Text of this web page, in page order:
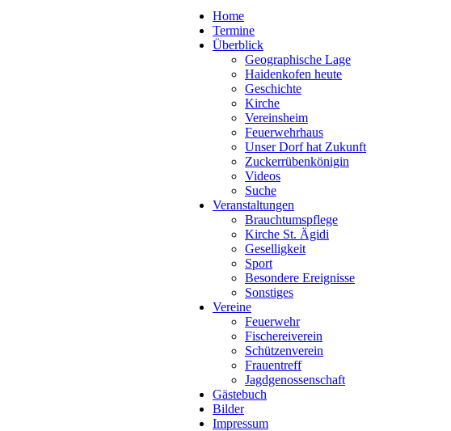
Home
Termine
Überblick
Geographische Lage
Haidenkofen heute
Geschichte
Kirche
Vereinsheim
Feuerwehrhaus
Unser Dorf hat Zukunft
Zuckerrübenkönigin
Videos
Suche
Veranstaltungen
Brauchtumspflege
Kirche St. Ägidi
Geselligkeit
Sport
Besondere Ereignisse
Sonstiges
Vereine
Feuerwehr
Fischereiverein
Schützenverein
Frauentreff
Jagdgenossenschaft
Gästebuch
Bilder
Impressum